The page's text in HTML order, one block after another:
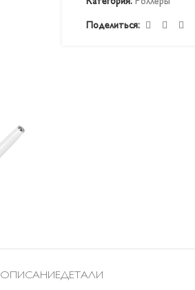
Поделиться:
ОПИСАНИЕДЕТАЛИ